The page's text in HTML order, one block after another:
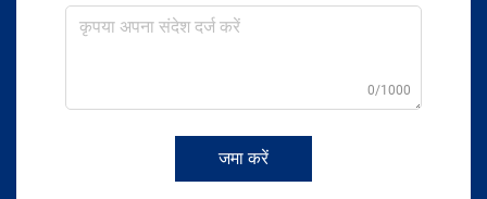
0/1000
जमा करें